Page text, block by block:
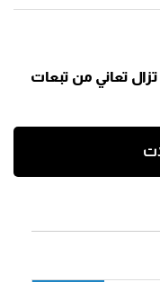
تزال تعاني من تبعات